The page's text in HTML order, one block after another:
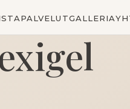
PALVELUTGALLERIA